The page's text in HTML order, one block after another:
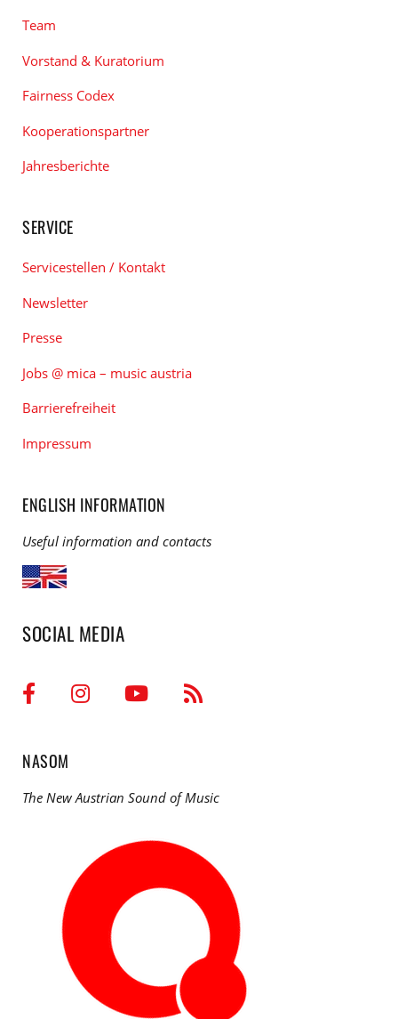
Team
Vorstand & Kuratorium
Fairness Codex
Kooperationspartner
Jahresberichte
SERVICE
Servicestellen / Kontakt
Newsletter
Presse
Jobs @ mica – music austria
Barrierefreiheit
Impressum
ENGLISH INFORMATION
Useful information and contacts
SOCIAL MEDIA
NASOM
The New Austrian Sound of Music